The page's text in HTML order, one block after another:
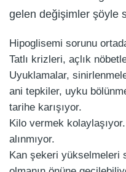
gelen değişimler şöyle
Hipoglisemi sorunu
Tatlı krizleri, açlık
Uyuklamalar,
ani tepkiler, uyku
tarihe karışıyor.
Kilo vermek
alınmıyor.
Kan şekeri yükselmeleri